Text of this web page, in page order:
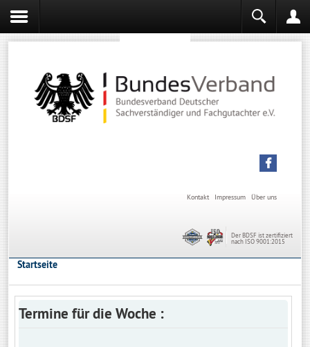
Über uns
Impressum
Kontakt
Der BDSF ist zertifiziert
nach ISO 9001:2015
Startseite
Termine für die Woche :